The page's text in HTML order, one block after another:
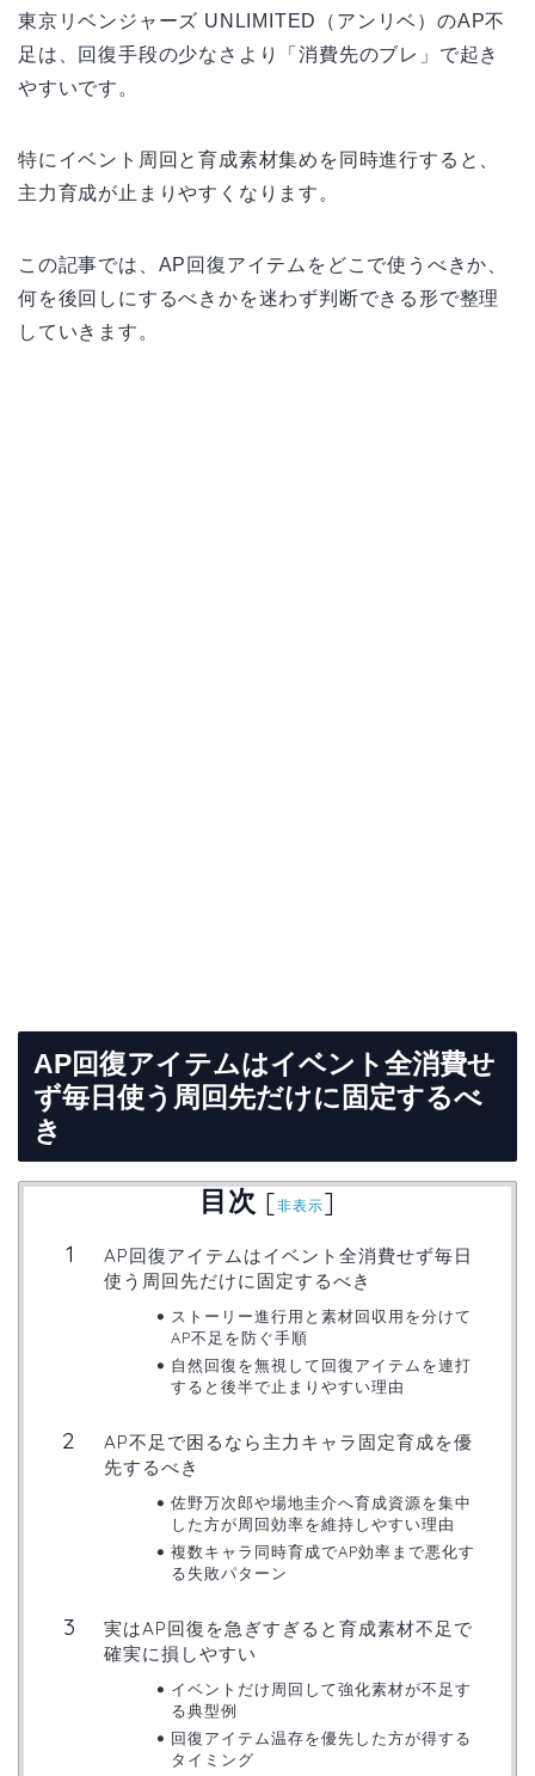
東京リベンジャーズ UNLIMITED（アンリベ）のAP不
足は、回復手段の少なさより「消費先のブレ」で起き
やすいです。
特にイベント周回と育成素材集めを同時進行すると、
主力育成が止まりやすくなります。
この記事では、AP回復アイテムをどこで使うべきか、
何を後回しにするべきかを迷わず判断できる形で整理
していきます。
AP回復アイテムはイベント全消費せ
ず毎日使う周回先だけに固定するべ
き
目次 [非表示]
AP回復アイテムはイベント全消費せず毎日
使う周回先だけに固定するべき
ストーリー進行用と素材回収用を分けて
AP不足を防ぐ手順
自然回復を無視して回復アイテムを連打
すると後半で止まりやすい理由
AP不足で困るなら主力キャラ固定育成を優
先するべき
佐野万次郎や場地圭介へ育成資源を集中
した方が周回効率を維持しやすい理由
複数キャラ同時育成でAP効率まで悪化す
る失敗パターン
実はAP回復を急ぎすぎると育成素材不足で
確実に損しやすい
イベントだけ周回して強化素材が不足す
る典型例
回復アイテム温存を優先した方が得する
タイミング